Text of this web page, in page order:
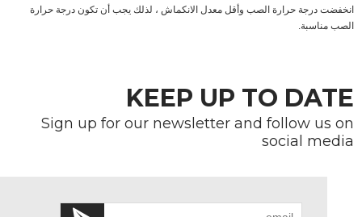
انخفضت درجة حرارة الصب وأقل معدل الانكماش ، لذلك يجب أن تكون درجة حرارة
الصب مناسبة.
KEEP UP TO DATE
Sign up for our newsletter and follow us on
social media